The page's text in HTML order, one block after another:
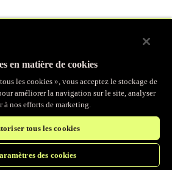
et intégrée à la suite complète de
de travail d’IA et gagnez en efficacité
en matière de cookies
les cookies », vous acceptez le stockage de
améliorer la navigation sur le site, analyser
nos efforts de marketing.
tous les cookies
des cookies